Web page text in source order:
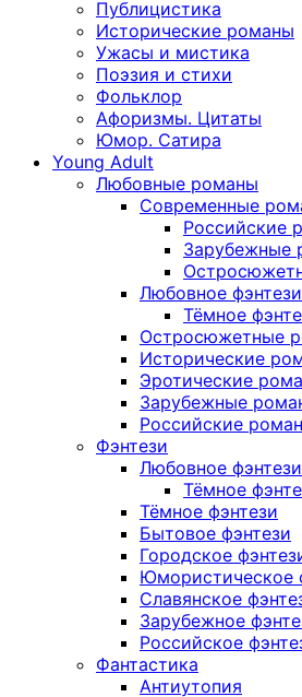
Публицистика
Исторические романы
Ужасы и мистика
Поэзия и стихи
Фольклор
Афоризмы. Цитаты
Юмор. Сатира
Young Adult
Любовные романы
Современные
Российские
Зарубежные
Любовное фэнтези
Тёмное
Остросюжетные
Исторические
Эротические
Зарубежные
Российские
Фэнтези
Любовное фэнтези
Тёмное
Тёмное фэнтези
Бытовое фэнтези
Городское
Юмористическое
Славянское
Зарубежное
Российское
Фантастика
Антиутопия